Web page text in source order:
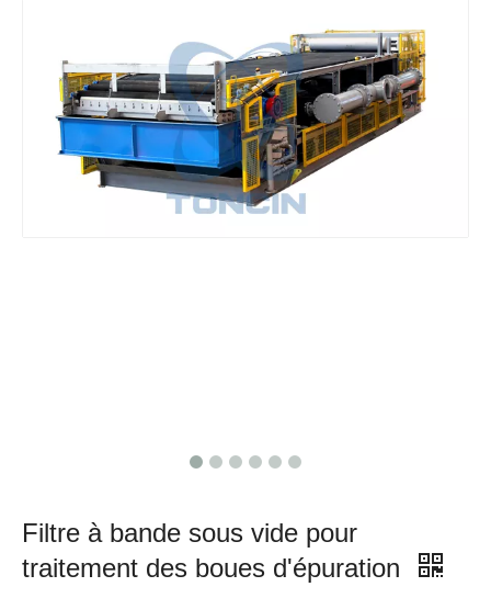
Filtre à bande sous vide pour
traitement des boues d'épuration